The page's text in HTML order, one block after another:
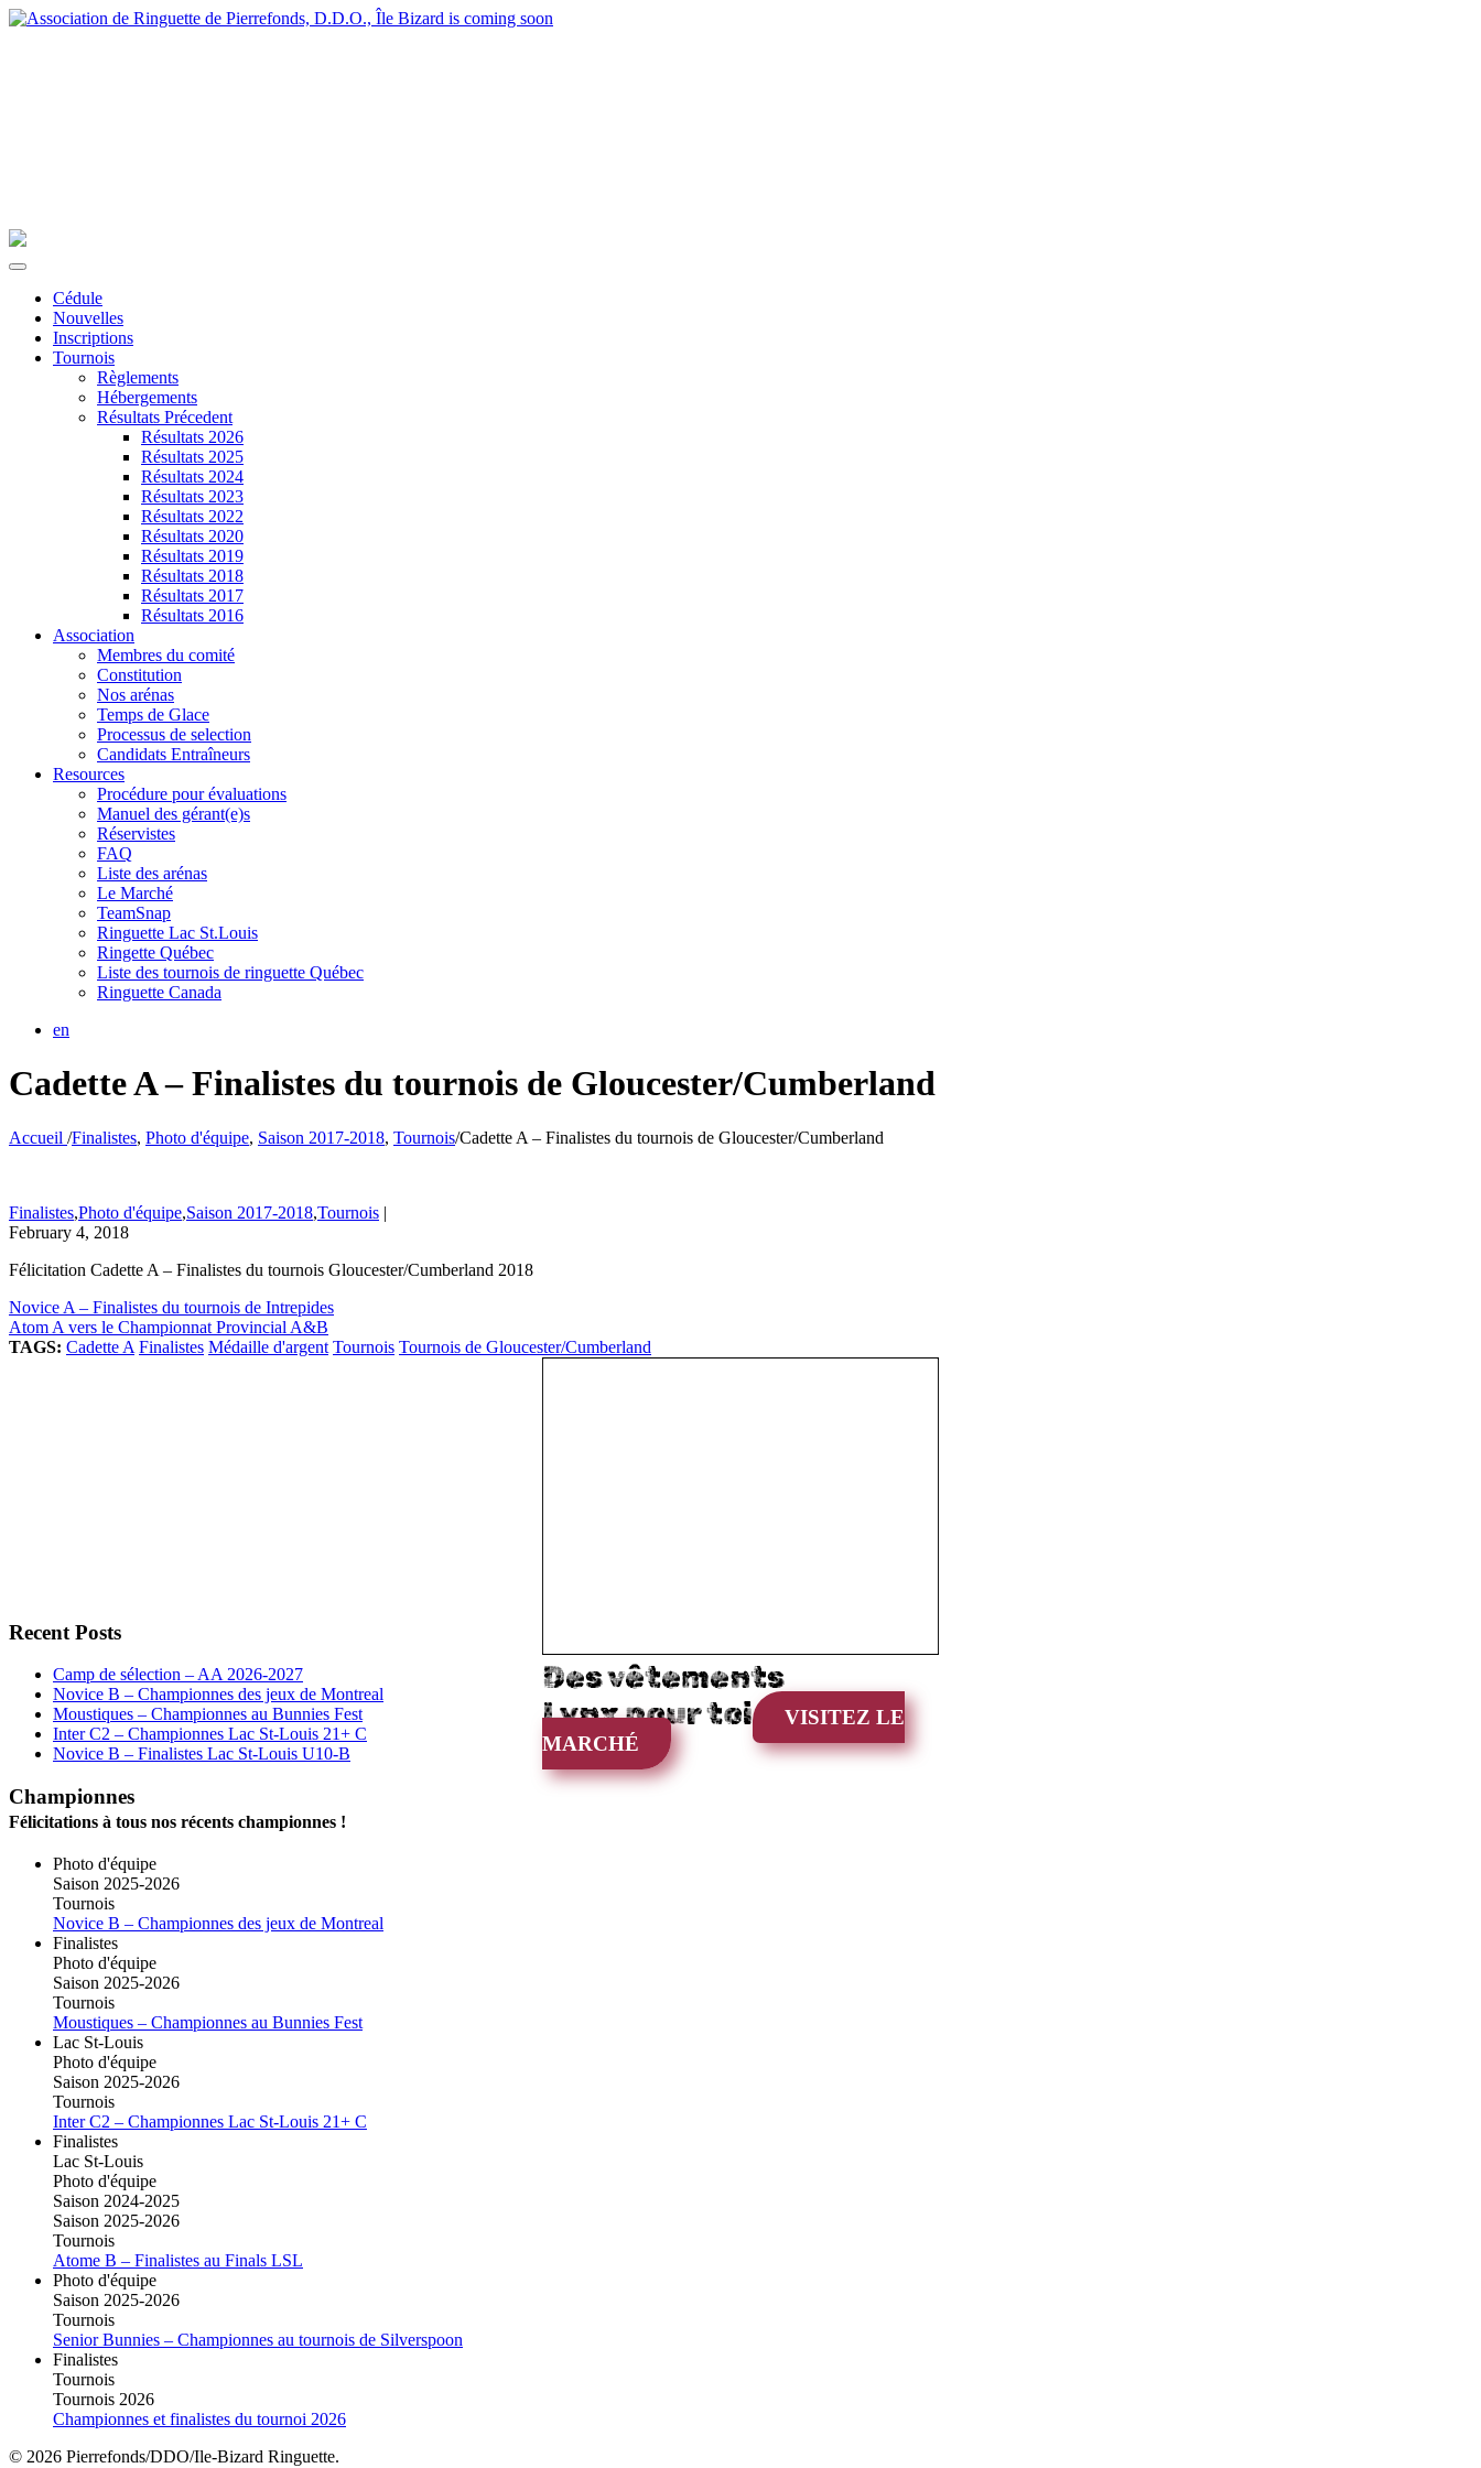
Cédule
Nouvelles
Inscriptions
Tournois
Règlements
Hébergements
Résultats Précedent
Résultats 2026
Résultats 2025
Résultats 2024
Résultats 2023
Résultats 2022
Résultats 2020
Résultats 2019
Résultats 2018
Résultats 2017
Résultats 2016
Association
Membres du comité
Constitution
Nos arénas
Temps de Glace
Processus de selection
Candidats Entraîneurs
Resources
Procédure pour évaluations
Manuel des gérant(e)s
Réservistes
FAQ
Liste des arénas
Le Marché
TeamSnap
Ringuette Lac St.Louis
Ringette Québec
Liste des tournois de ringuette Québec
Ringuette Canada
en
Cadette A – Finalistes du tournois de Gloucester/Cumberland
Accueil /Finalistes, Photo d'équipe, Saison 2017-2018, Tournois/Cadette A – Finalistes du tournois de Gloucester/Cumberland
Finalistes,Photo d'équipe,Saison 2017-2018,Tournois |
February 4, 2018
Félicitation Cadette A – Finalistes du tournois Gloucester/Cumberland 2018
Novice A – Finalistes du tournois de Intrepides
Atom A vers le Championnat Provincial A&B
TAGS: Cadette A Finalistes Médaille d'argent Tournois Tournois de Gloucester/Cumberland
Des vêtements
Lynx pour toi
VISITEZ LE
MARCHÉ
Recent Posts
Camp de sélection – AA 2026-2027
Novice B – Championnes des jeux de Montreal
Moustiques – Championnes au Bunnies Fest
Inter C2 – Championnes Lac St-Louis 21+ C
Novice B – Finalistes Lac St-Louis U10-B
Championnes
Félicitations à tous nos récents championnes !
Photo d'équipe
Saison 2025-2026
Tournois
Novice B – Championnes des jeux de Montreal
Finalistes
Photo d'équipe
Saison 2025-2026
Tournois
Moustiques – Championnes au Bunnies Fest
Lac St-Louis
Photo d'équipe
Saison 2025-2026
Tournois
Inter C2 – Championnes Lac St-Louis 21+ C
Finalistes
Lac St-Louis
Photo d'équipe
Saison 2024-2025
Saison 2025-2026
Tournois
Atome B – Finalistes au Finals LSL
Photo d'équipe
Saison 2025-2026
Tournois
Senior Bunnies – Championnes au tournois de Silverspoon
Finalistes
Tournois
Tournois 2026
Championnes et finalistes du tournoi 2026
© 2026 Pierrefonds/DDO/Ile-Bizard Ringuette.